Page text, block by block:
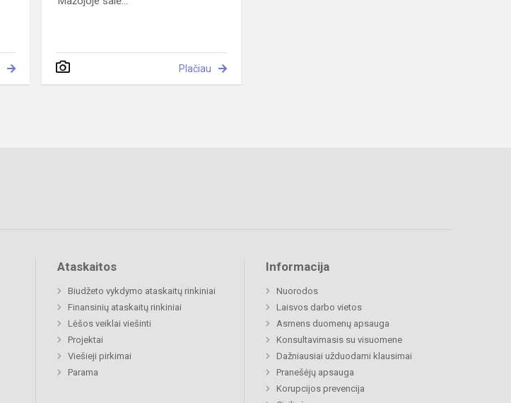
Plačiau
Ataskaitos
Biudžeto vykdymo ataskaitų rinkiniai
Finansinių ataskaitų rinkiniai
Lėšos veiklai viešinti
Projektai
Viešieji pirkimai
Parama
Informacija
Nuorodos
Laisvos darbo vietos
Asmens duomenų apsauga
Konsultavimasis su visuomene
Dažniausiai užduodami klausimai
Pranešėjų apsauga
Korupcijos prevencija